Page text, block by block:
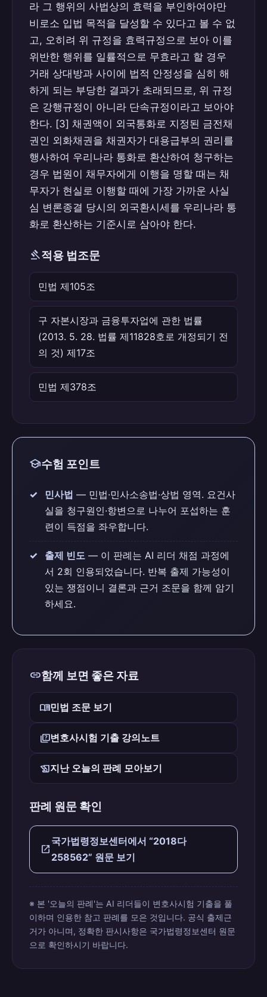
라 그 행위의 사법상의 효력을 부인하여야만
비로소 입법 목적을 달성할 수 있다고 볼 수 없
고, 오히려 위 규정을 효력규정으로 보아 이를
위반한 행위를 일률적으로 무효라고 할 경우
거래 상대방과 사이에 법적 안정성을 심히 해
하게 되는 부당한 결과가 초래되므로, 위 규정
은 강행규정이 아니라 단속규정이라고 보아야
한다. [3] 채권액이 외국통화로 지정된 금전채
권인 외화채권을 채권자가 대용급부의 권리를
행사하여 우리나라 통화로 환산하여 청구하는
경우 법원이 채무자에게 이행을 명할 때는 채
무자가 현실로 이행할 때에 가장 가까운 사실
심 변론종결 당시의 외국환시세를 우리나라 통
화로 환산하는 기준시로 삼아야 한다.
gavel적용 법조문
민법 제105조
구 자본시장과 금융투자업에 관한 법률
(2013. 5. 28. 법률 제11828호로 개정되기 전
의 것) 제17조
민법 제378조
school수험 포인트
민사법 — 민법·민사소송법·상법 영역. 요건사
실을 청구원인·항변으로 나누어 포섭하는 훈
련이 득점을 좌우합니다.
출제 빈도 — 이 판례는 AI 리더 채점 과정에
서 2회 인용되었습니다. 반복 출제 가능성이
있는 쟁점이니 결론과 근거 조문을 함께 암기
하세요.
link함께 보면 좋은 자료
menu_book민법 조문 보기
quiz변호사시험 기출 강의노트
history_edu지난 오늘의 판례 모아보기
판례 원문 확인
open_in_new
국가법령정보센터에서 “2018다
258562” 원문 보기
※ 본 '오늘의 판례'는 AI 리더들이 변호사시험 기출을 풀
이하며 인용한 참고 판례를 모은 것입니다. 공식 출제근
거가 아니며, 정확한 판시사항은 국가법령정보센터 원문
으로 확인하시기 바랍니다.